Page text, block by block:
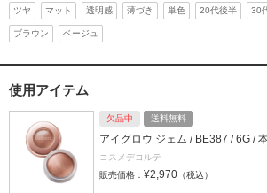
ツヤ マット 透明感 薄づき 単色 20代後半 30
ブラウン ベージュ
使用アイテム
欠品中 送料無料
アイグロウ ジェム / BE387 / 6G /
コスメデコルテ
販売価格： ¥2,970 （税込）